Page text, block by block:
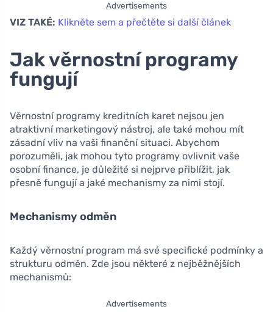
Advertisements
VIZ TAKÉ: Klikněte sem a přečtěte si další článek
Jak věrnostní programy
fungují
Věrnostní programy kreditních karet nejsou jen
atraktivní marketingový nástroj, ale také mohou mít
zásadní vliv na vaši finanční situaci. Abychom
porozuměli, jak mohou tyto programy ovlivnit vaše
osobní finance, je důležité si nejprve přiblížit, jak
přesně fungují a jaké mechanismy za nimi stojí.
Mechanismy odměn
Každý věrnostní program má své specifické podmínky a
strukturu odměn. Zde jsou některé z nejběžnějších
mechanismů:
Advertisements